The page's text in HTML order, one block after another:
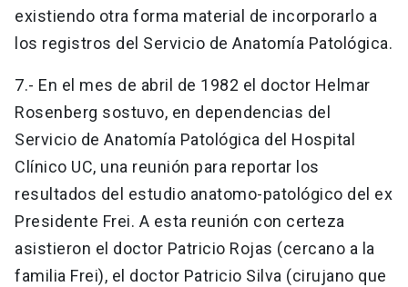
existiendo otra forma material de incorporarlo a
los registros del Servicio de Anatomía Patológica.
7.- En el mes de abril de 1982 el doctor Helmar
Rosenberg sostuvo, en dependencias del
Servicio de Anatomía Patológica del Hospital
Clínico UC, una reunión para reportar los
resultados del estudio anatomo-patológico del ex
Presidente Frei. A esta reunión con certeza
asistieron el doctor Patricio Rojas (cercano a la
familia Frei), el doctor Patricio Silva (cirujano que